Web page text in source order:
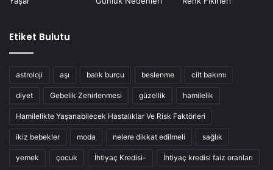
Etiket Bulutu
astroloji aşı balık burcu beslenme cilt bakımı
diyet Gebelik Zehirlenmesi güzellik hamilelik
Hamilelikte Yaşanabilecek Hastalıklar Ve Risk Faktörleri
ikiz bebekler moda nelere dikkat edilmeli sağlık
yemek çocuk İhtiyaç Kredisi- İhtiyaç kredisi faiz oranları